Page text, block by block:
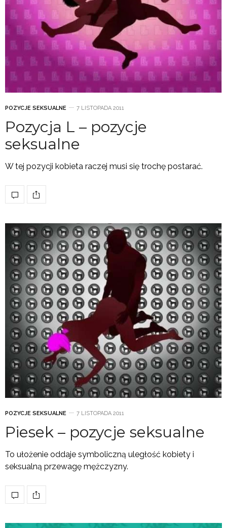
POZYCJE SEKSUALNE 7 LISTOPADA 2011
Pozycja L – pozycje
seksualne
W tej pozycji kobieta raczej musi się trochę postarać.
POZYCJE SEKSUALNE 7 LISTOPADA 2011
Piesek – pozycje seksualne
To ułożenie oddaje symboliczną uległość kobiety i
seksualną przewagę mężczyzny.